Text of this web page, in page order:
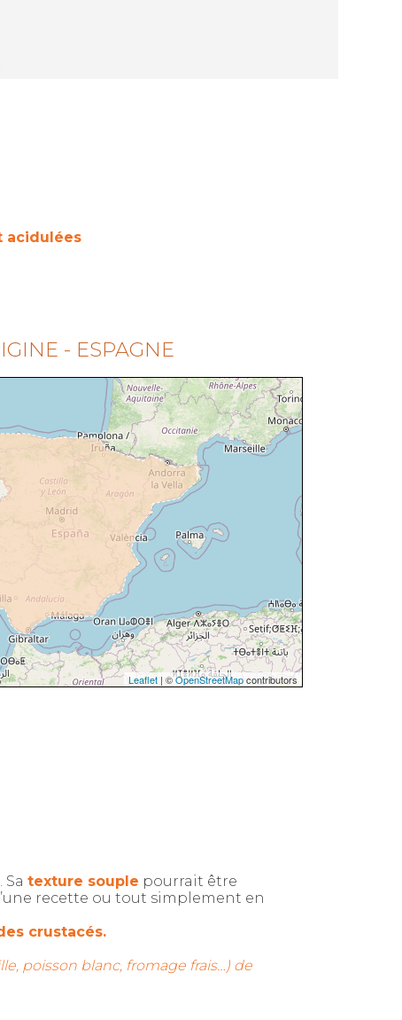
acidulées
- ESPAGNE
Leaflet | ©OpenStreetMapcontributors
texture souple pourrait être
recette ou tout simplement en
crustacés.
poisson blanc, fromage frais…) de